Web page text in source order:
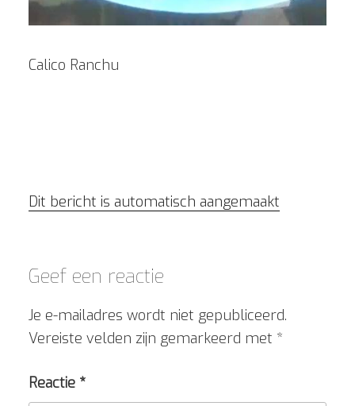
Calico Ranchu
Dit bericht is automatisch aangemaakt
Geef een reactie
Je e-mailadres wordt niet gepubliceerd.
Vereiste velden zijn gemarkeerd met *
Reactie *